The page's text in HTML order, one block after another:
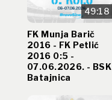
49:18
FK Munja Barič
2016 - FK Petlić
2016 0:5 -
07.06.2026. - BSK
Batajnica